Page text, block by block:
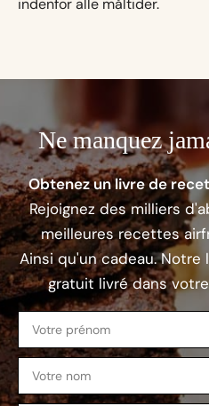
indenfor alle måltider.
Ne manquez
Obtenez un livre de
Rejoignez des milliers
meilleures recettes
Ainsi qu'un cadeau.
gratuit livré dans